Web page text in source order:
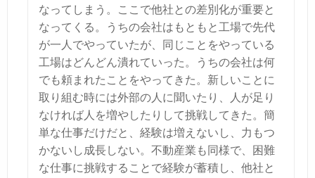
なってしまう。
ここで他社との差別化が重要と
なってくる。
うちの会社はもともと工場で先代
が一人でやっていたが、同じことをやっている
工場はどんどん潰れていった。うちの会社は何
でも頼まれたことをやってきた。新しいことに
取り組む時には外部の人に聞いたり、人が足り
なければ人を増やしたりして挑戦してきた。 簡
単な仕事だけだと、経験は増えないし、力もつ
かないし成長しない。 不動産業も同様で、困難
な仕事に挑戦することで経験が蓄積し、他社と